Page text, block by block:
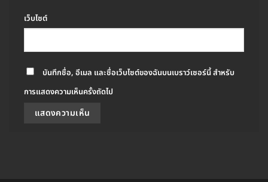
เว็บไซต์
บันทึกชื่อ, อีเมล และชื่อเว็บไซต์ของฉันบนเบราว์เซอร์นี้ สำหรับ
การแสดงความเห็นครั้งถัดไป